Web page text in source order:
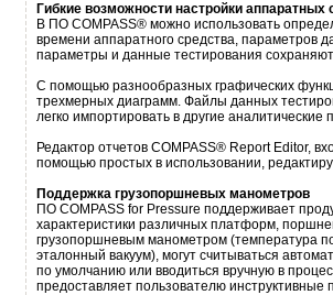
Гибкие возможности настройки аппаратных
В ПО COMPASS® можно использовать
времени аппаратного средства, параметров
параметры и данные тестирования
С помощью разнообразных графических
трехмерных диаграмм. Файлы данных
легко импортировать в другие
Редактор отчетов COMPASS® Report Editor,
помощью простых в использовании,
Поддержка грузопоршневых манометров
ПО COMPASS for Pressure поддерживает
характеристики различных платформ,
грузопоршневым манометром (температура
эталонный вакуум), могут считываться
по умолчанию или вводиться вручную в
предоставляет пользователю